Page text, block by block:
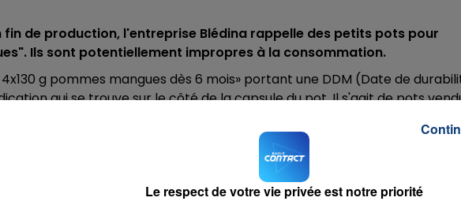
de production, l'entreprise Blédina rappelle des petits pots pour
Ils sont potentiellement impropres à la consommation.
g pommes mangues dès 6 mois» portant une DDM (Date de
qui se trouve sur le côté de la capsule du pot. Il s'agit de pots
ou pour connaître les modalités de remboursement, un numéro vert
Le respect de votre vie privée est notre priorité